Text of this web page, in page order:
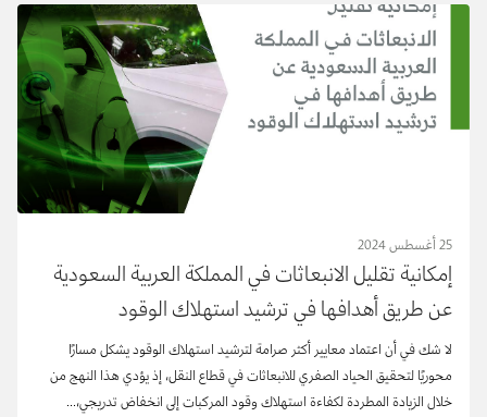
25 أغسطس 2024
إمكانية تقليل الانبعاثات في المملكة العربية السعودية
عن طريق أهدافها في ترشيد استهلاك الوقود
‬خلال‭ ‬الزيادة‭ ‬المطردة‭ ‬لكفاءة‭ ‬استهلاك‭ ‬وقود‭ ‬المركبات‭ ‬إلى‭ ‬انخفاض‭ ‬تدريجي،...